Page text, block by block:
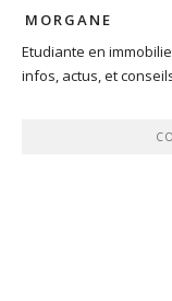
MORGANE
Etudiante en
infos, actus, et